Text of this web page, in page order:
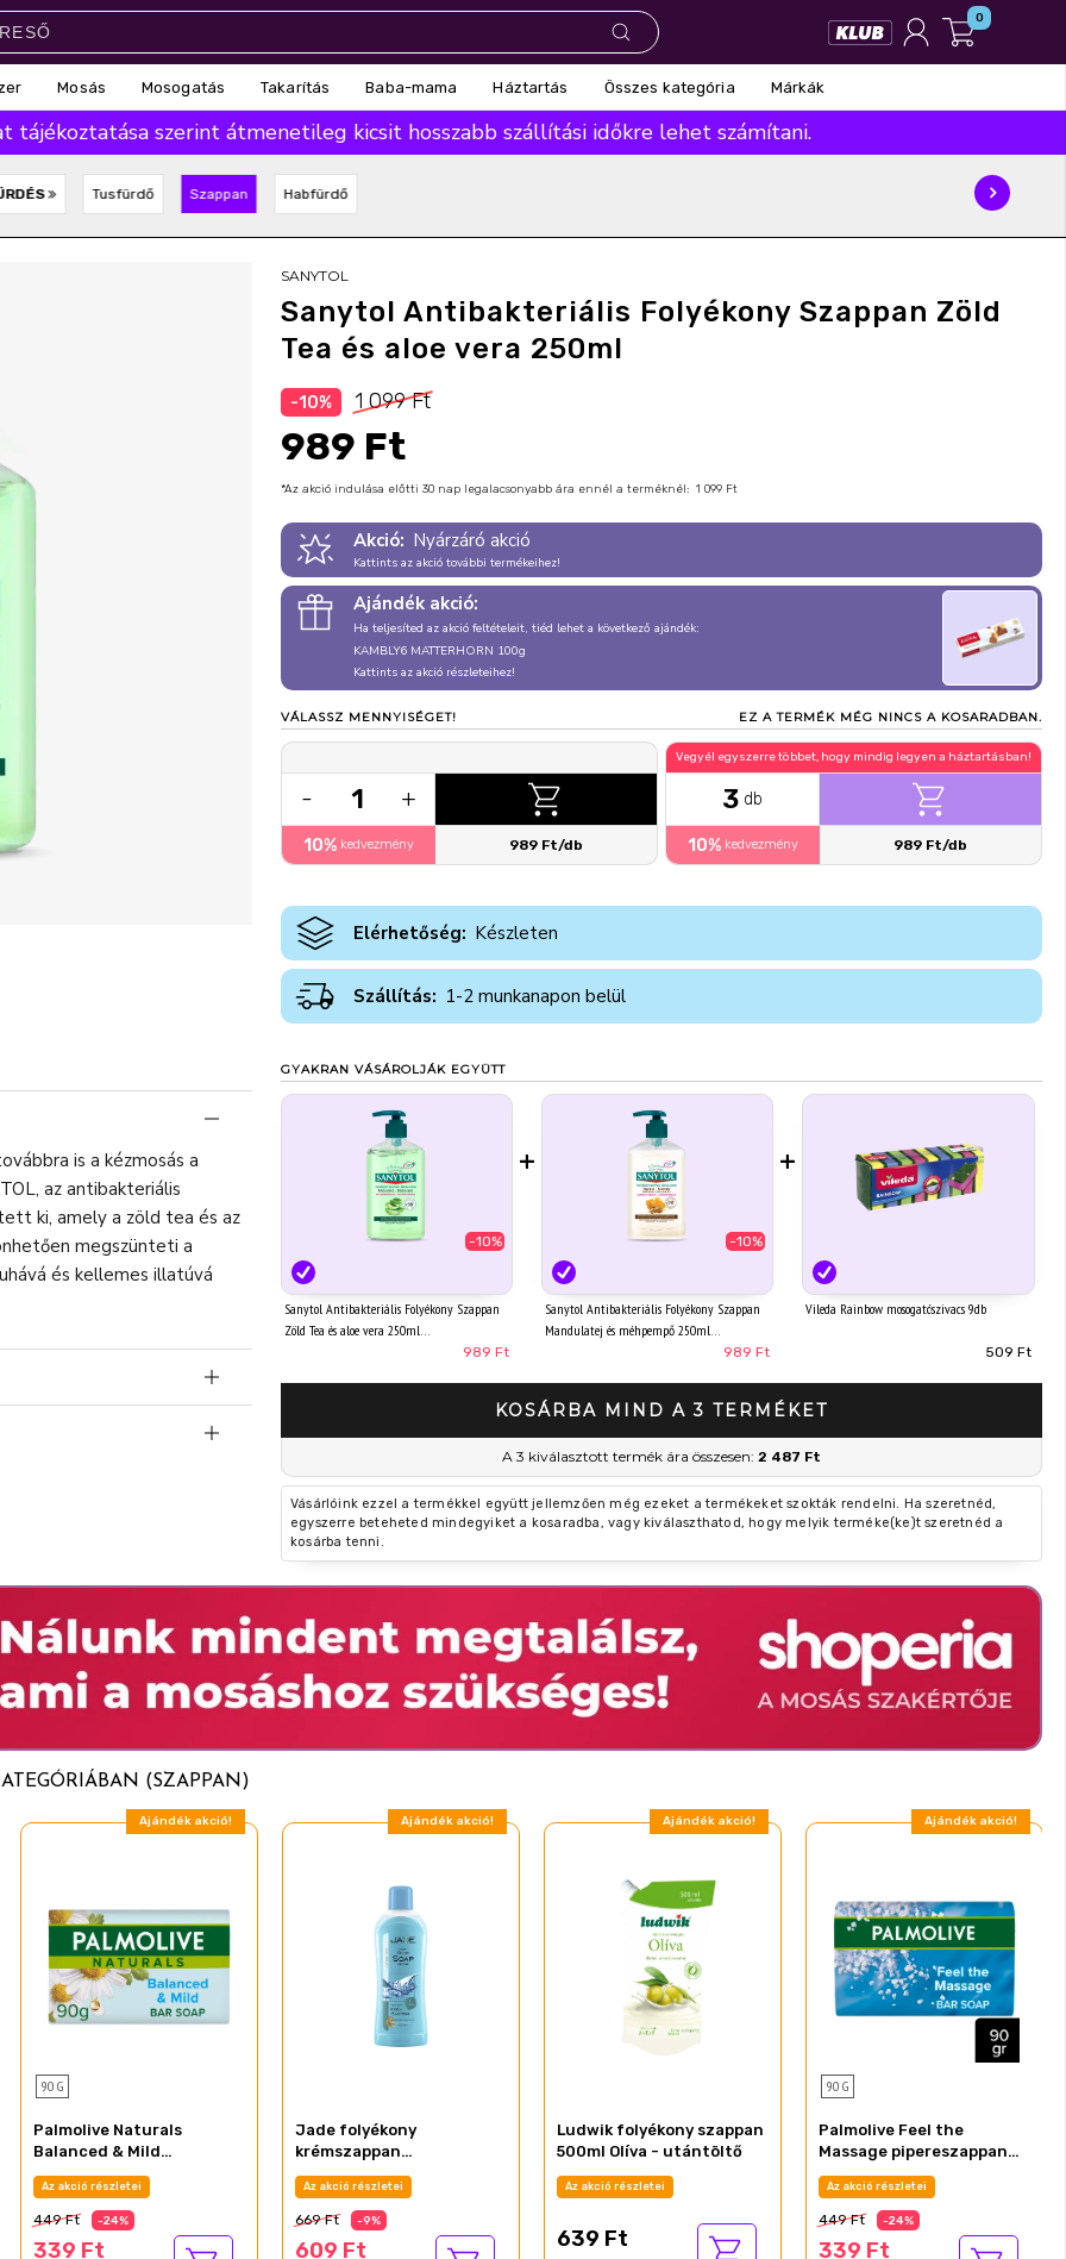
0
Mosás Mosogatás Takarítás Baba-mama Háztartás Összes kategória Márkák
tájékoztatása szerint átmenetileg kicsit hosszabb szállítási időkre lehet számítani.
Tusfürdő Szappan Habfürdő
SANYTOL
Sanytol Antibakteriális Folyékony Szappan Zöld
Tea és aloe vera 250ml
-10% 1 099 Ft
989 Ft
*Az akció indulása előtti 30 nap legalacsonyabb ára ennél a terméknél: 1 099 Ft
Akció: Nyárzáró akció
Kattints az akció további termékeihez!
Ajándék akció:
Ha teljesíted az akció feltételeit, tiéd lehet a következő ajándék:
KAMBLY6 MATTERHORN 100g
Kattints az akció részleteihez!
VÁLASSZ MENNYISÉGET! EZ A TERMÉK MÉG NINCS A KOSARADBAN.
- 1 +
10% kedvezmény 989 Ft/db
Vegyél egyszerre többet, hogy mindig legyen a háztartásban!
3 db
10% kedvezmény 989 Ft/db
Elérhetőség: Készleten
Szállítás: 1-2 munkanapon belül
GYAKRAN VÁSÁROLJÁK EGYÜTT
-10%
Sanytol Antibakteriális Folyékony Szappan
Zöld Tea és aloe vera 250ml
989 Ft
+
-10%
Sanytol Antibakteriális Folyékony Szappan
Mandulatej és méhpempő 250ml
989 Ft
+
Vileda Rainbow mosogatószivacs 9db
509 Ft
KOSÁRBA MIND A 3 TERMÉKET
A 3 kiválasztott termék ára összesen: 2 487 Ft
Vásárlóink ezzel a termékkel együtt jellemzően még ezeket a termékeket szokták rendelni. Ha szeretnéd,
egyszerre beteheted mindegyiket a kosaradba, vagy kiválaszthatod, hogy melyik terméke(ke)t szeretnéd a
kosárba tenni.
is a kézmosás a
az antibakteriális
ki, amely a zöld tea és az
megszünteti a
és kellemes illatúvá
(SZAPPAN)
Ajándék akció!
90 G
Palmolive Naturals
Balanced & Mild
pipereszappan 90 g
Az akció részletei
449 Ft -24%
339 Ft
Ajándék akció!
Jade folyékony
krémszappan
Ocean1000ml
Az akció részletei
669 Ft -9%
609 Ft
Ajándék akció!
Ludwik folyékony szappan
500ml Olíva - utántöltő
Az akció részletei
639 Ft
Ajándék akció!
90 G
Palmolive Feel the
Massage pipereszappan
90 g
Az akció részletei
449 Ft -24%
339 Ft